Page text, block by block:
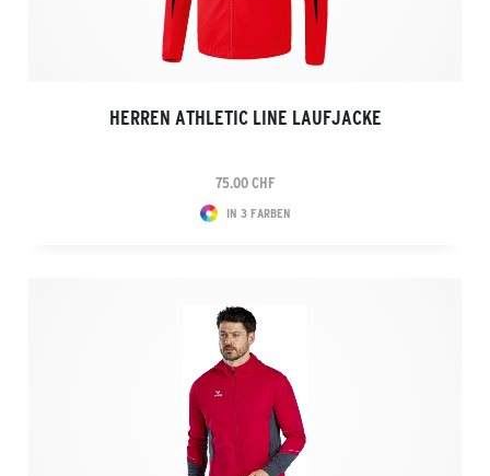
HERREN ATHLETIC LINE LAUFJACKE
75.00 CHF
IN 3 FARBEN